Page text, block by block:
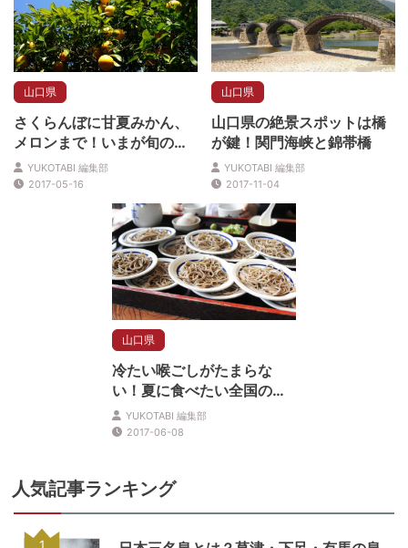
山口県
さくらんぼに甘夏みかん、
メロンまで！いまが旬の果
物狩りスポット
YUKOTABI 編集部
2017-05-16
山口県
山口県の絶景スポットは橋
が鍵！関門海峡と錦帯橋
YUKOTABI 編集部
2017-11-04
山口県
冷たい喉ごしがたまらな
い！夏に食べたい全国の名
物そば
YUKOTABI 編集部
2017-06-08
人気記事ランキング
1